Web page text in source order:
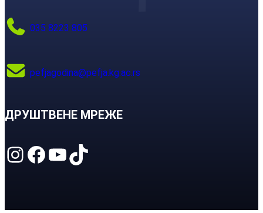
035 8223 805
pefjagodina@pefja.kg.ac.rs
ДРУШТВЕНЕ МРЕЖЕ
Instagram Facebook YouTube TikTok